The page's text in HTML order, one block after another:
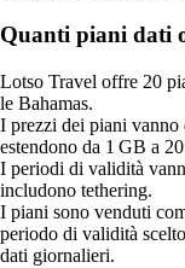
Quanti piani dati
Lotso Travel offre 20
le Bahamas.
I prezzi dei piani vanno
estendono da 1 GB a
I periodi di validità
includono tethering.
I piani sono venduti
periodo di validità
dati giornalieri.